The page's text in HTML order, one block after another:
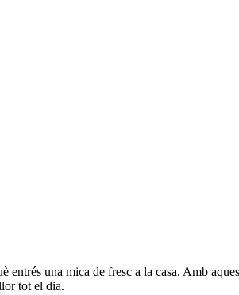
entrés una mica de fresc a la casa. Amb
tot el dia.